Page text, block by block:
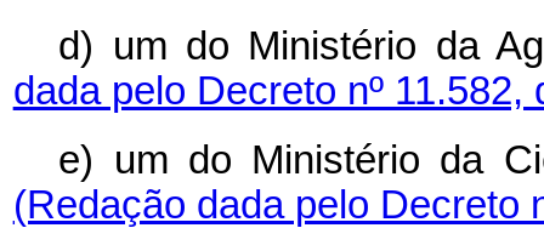
d) um do Ministério da
dada pelo Decreto nº 11.582,
e) um do Ministério da
(Redação dada pelo Decreto